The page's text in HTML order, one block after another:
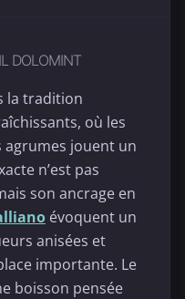
DOLOMINT
la tradition
où les
agrumes jouent un
n’est pas
son ancrage en
évoquent un
anisées et
importante. Le
boisson pensée